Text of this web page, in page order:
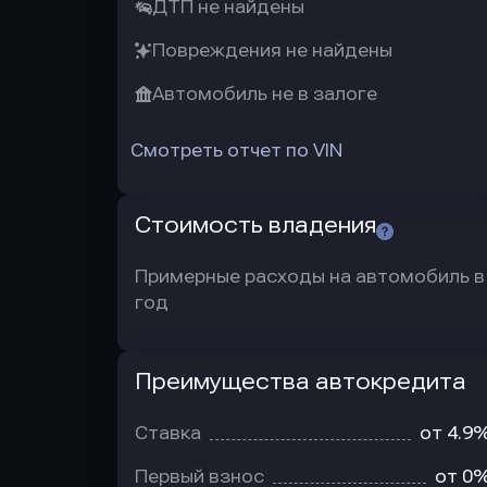
ДТП не найдены
Повреждения не найдены
Автомобиль не в залоге
Смотреть отчет по VIN
Стоимость владения
Примерные расходы на автомобиль в
год
Преимущества автокредита
Ставка от
Первый взнос от